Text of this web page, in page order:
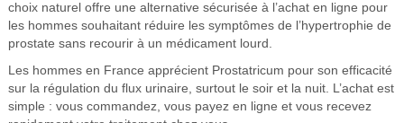
choix naturel offre une alternative sécurisée à l’achat en ligne pour
les hommes souhaitant réduire les symptômes de l’hypertrophie de
prostate sans recourir à un médicament lourd.
Les hommes en France apprécient Prostatricum pour son efficacité
sur la régulation du flux urinaire, surtout le soir et la nuit. L’achat est
simple : vous commandez, vous payez en ligne et vous recevez